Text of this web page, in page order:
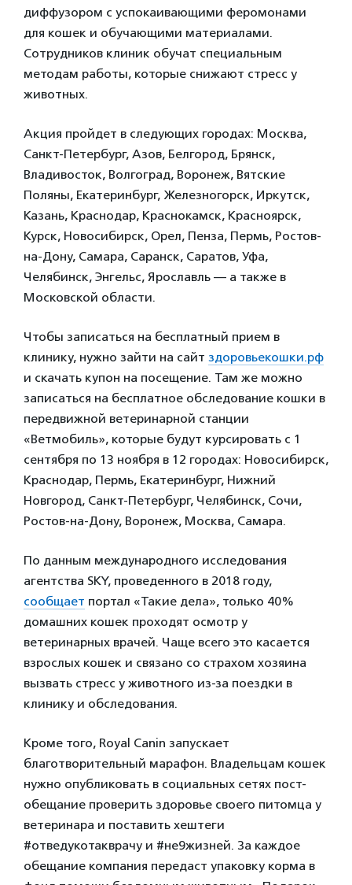
диффузором с успокаивающими феромонами
для кошек и обучающими материалами.
Сотрудников клиник обучат специальным
методам работы, которые снижают стресс у
животных.
Акция пройдет в следующих городах: Москва,
Санкт-Петербург, Азов, Белгород, Брянск,
Владивосток, Волгоград, Воронеж, Вятские
Поляны, Екатеринбург, Железногорск, Иркутск,
Казань, Краснодар, Краснокамск, Красноярск,
Курск, Новосибирск, Орел, Пенза, Пермь, Ростов-
на-Дону, Самара, Саранск, Саратов, Уфа,
Челябинск, Энгельс, Ярославль — а также в
Московской области.
Чтобы записаться на бесплатный прием в
клинику, нужно зайти на сайт здоровьекошки.рф
и скачать купон на посещение. Там же можно
записаться на бесплатное обследование кошки в
передвижной ветеринарной станции
«Ветмобиль», которые будут курсировать с 1
сентября по 13 ноября в 12 городах: Новосибирск,
Краснодар, Пермь, Екатеринбург, Нижний
Новгород, Санкт-Петербург, Челябинск, Сочи,
Ростов-на-Дону, Воронеж, Москва, Самара.
По данным международного исследования
агентства SKY, проведенного в 2018 году,
сообщает портал «Такие дела», только 40%
домашних кошек проходят осмотр у
ветеринарных врачей. Чаще всего это касается
взрослых кошек и связано со страхом хозяина
вызвать стресс у животного из-за поездки в
клинику и обследования.
Кроме того, Royal Canin запускает
благотворительный марафон. Владельцам кошек
нужно опубликовать в социальных сетях пост-
обещание проверить здоровье своего питомца у
ветеринара и поставить хештеги
#отведукотакврачу и #не9жизней. За каждое
обещание компания передаст упаковку корма в